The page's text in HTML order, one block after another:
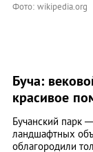
Фото: wikipedia.org
Буча:
красивое
Бучанский парк
ландшафтных
облагородили